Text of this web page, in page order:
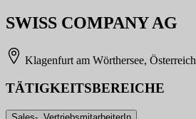
SWISS COMPANY AG
Klagenfurt am Wörthersee, Österreich
TÄTIGKEITSBEREICHE